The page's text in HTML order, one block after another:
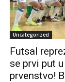
Uncategorized
Futsal
se prvi put
prvenstvo!